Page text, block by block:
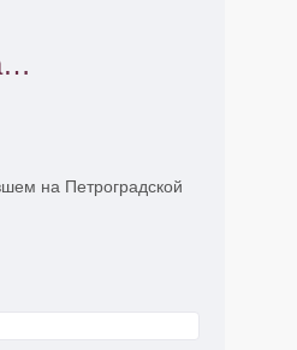
на Петроградской